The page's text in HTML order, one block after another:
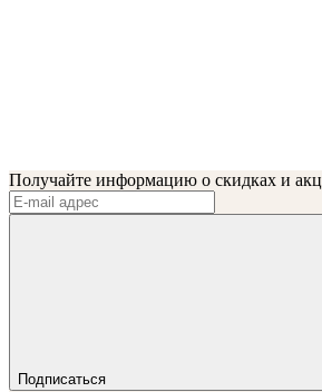
Получайте информацию о скидках и
Подписаться